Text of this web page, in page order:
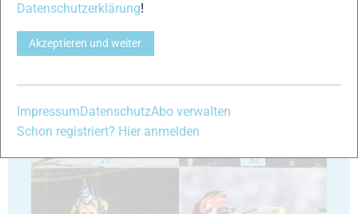
27
29 30
Datenschutzerklärung!
Akzeptieren und weiter
ImpressumDatenschutzAbo verwalten
Schon registriert? Hier anmelden